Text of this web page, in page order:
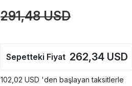
291,48 USD
Sepetteki Fiyat 262,34 USD
102,02 USD 'den başlayan taksitlerle